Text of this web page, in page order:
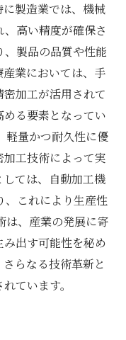
製造業では、機械
高い精度が確保さ
製品の品質や性能
業においては、手
加工が活用されて
る要素となってい
軽量かつ耐久性に優
工技術によって実
ては、自動加工機
、これにより生産性
は、産業の発展に寄
出す可能性を秘め
らなる技術革新と
ています。